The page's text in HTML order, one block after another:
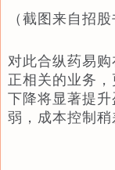
（截图来自招股
对此合纵药易
正相关的业务
下降将显著提
弱，成本控制